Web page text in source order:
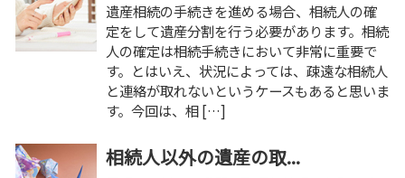
遺産相続の手続きを進める場合、相続人の確
定をして遺産分割を行う必要があります。相続
人の確定は相続手続きにおいて非常に重要で
す。とはいえ、状況によっては、疎遠な相続人
と連絡が取れないというケースもあると思いま
す。今回は、相 […]
相続人以外の遺産の取...